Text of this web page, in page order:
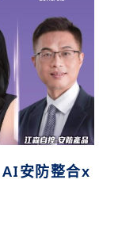
安防整合x